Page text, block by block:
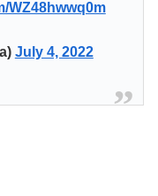
WZ48hwwq0m
July 4, 2022